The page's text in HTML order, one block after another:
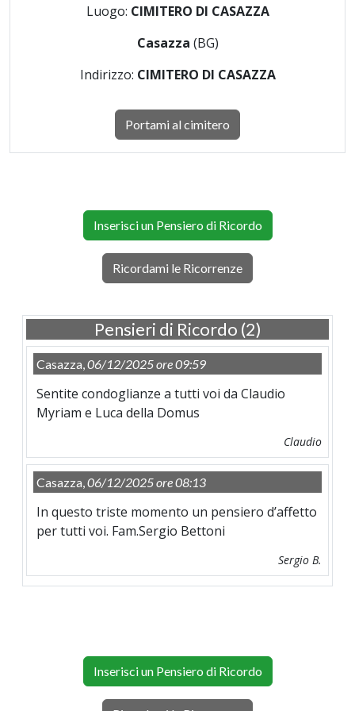
Luogo: CIMITERO DI CASAZZA
Casazza (BG)
Indirizzo: CIMITERO DI CASAZZA
Portami al cimitero
Inserisci un Pensiero di Ricordo
Ricordami le Ricorrenze
Pensieri di Ricordo (2)
Casazza,06/12/2025 ore 09:59
Sentite condoglianze a tutti voi da Claudio
Myriam e Luca della Domus
Claudio
Casazza,06/12/2025 ore 08:13
In questo triste momento un pensiero d’affetto
per tutti voi. Fam.Sergio Bettoni
Sergio B.
Inserisci un Pensiero di Ricordo